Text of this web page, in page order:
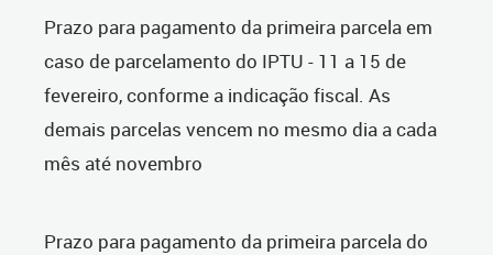
Prazo para pagamento da primeira parcela em
caso de parcelamento do IPTU - 11 a 15 de
fevereiro, conforme a indicação fiscal. As
demais parcelas vencem no mesmo dia a cada
mês até novembro
Prazo para pagamento da primeira parcela do